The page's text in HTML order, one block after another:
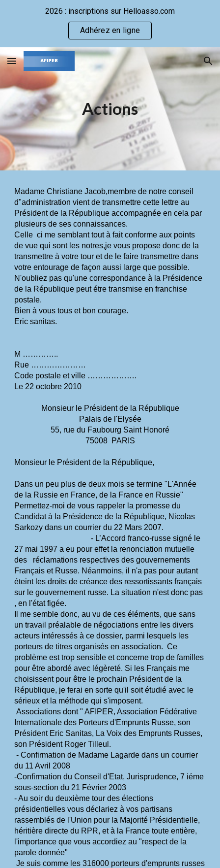
2026 : inscriptions sur Helloasso.com
Adhérez en ligne
Actions
Madame Christiane Jacob,membre de notre conseil
d"administration vient de transmettre cette lettre au
Président de la République accompagnée en cela par
plusieurs de ses connaissances.
Celle  ci me semblant tout à fait conforme aux points
de vue qui sont les notres,je vous propose donc de la
transmettre à votre tour et de le faire transmettre dans
votre entourage de façon aussi large que possible.
N'oubliez pas qu'une correspondance à la Présidence
de la République peut étre transmise en franchise
postale.
Bien à vous tous et bon courage.
Eric sanitas.
M …………..
Rue …………………
Code postale et ville ……………….
Le 22 octobre 2010
Monsieur le Président de la République
Palais de l'Elysée
55, rue du Faubourg Saint Honoré
75008  PARIS
Monsieur le Président de la République,
Dans un peu plus de deux mois se termine "L'Année
de la Russie en France, de la France en Russie"
Permettez-moi de vous rappeler la promesse du
Candidat à la Présidence de la République, Nicolas
Sarkozy dans un courrier du 22 Mars 2007.
- L’Accord franco-russe signé le
27 mai 1997 a eu pour effet la renonciation mutuelle
des   réclamations respectives des gouvernements
Français et Russe. Néanmoins, il n'a pas pour autant
éteint les droits de créance des ressortissants français
sur le gouvernement russe. La situation n'est donc pas
, en l'état figée.
Il me semble donc, au vu de ces éléments, que sans
un travail préalable de négociations entre les divers
acteurs intéressés à ce dossier, parmi lesquels les
porteurs de titres organisés en association. Ce
problème est trop sensible et concerne trop de familles
pour être abordé avec légèreté. Si les Français me
choisissent pour être le prochain Président de la
République, je ferai en sorte qu'il soit étudié avec le
sérieux et la méthode qui s'imposent.
Associations dont " AFIPER, Association Fédérative
Internationale des Porteurs d'Emprunts Russe, son
Président Eric Sanitas, La Voix des Emprunts Russes,
son Président Roger Tilleul.
- Confirmation de Madame Lagarde dans un courrier
du 11 Avril 2008
-Confirmation du Conseil d'Etat, Jurisprudence, 7 iéme
sous-section du 21 Février 2003
- Au soir du deuxième tour des élections
présidentielles vous déclariez à vos partisans
rassemblés de l'Union pour la Majorité Présidentielle,
héritière directe du RPR, et à la France toute entière,
l'importance que vous accordiez au "respect de la
parole donnée"
Je suis comme les 316000 porteurs d'emprunts russes